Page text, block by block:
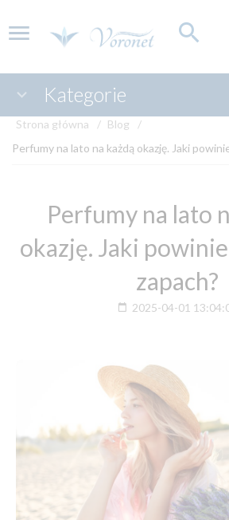
Kategorie
Strona główna
Blog
Perfumy na lato na każdą okazję. Jaki
Perfumy na lato
okazję. Jaki
zapach?
2025-04-01